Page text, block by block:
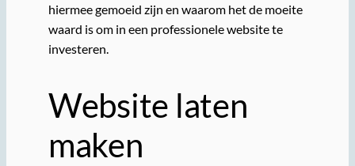
hiermee gemoeid zijn en waarom het de moeite
waard is om in een professionele website te
investeren.
Website laten
maken